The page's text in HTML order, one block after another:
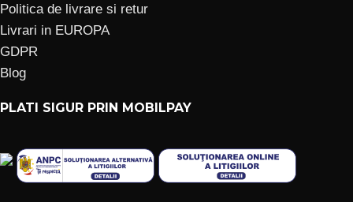
Politica de livrare si retur
Livrari in EUROPA
GDPR
Blog
PLATI SIGUR PRIN MOBILPAY